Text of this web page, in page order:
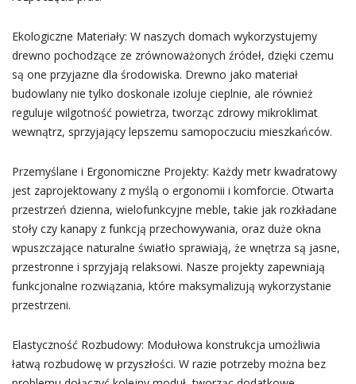
Ekologiczne Materiały: W naszych domach wykorzystujemy
drewno pochodzące ze zrównoważonych źródeł, dzięki czemu
są one przyjazne dla środowiska. Drewno jako materiał
budowlany nie tylko doskonale izoluje cieplnie, ale również
reguluje wilgotność powietrza, tworząc zdrowy mikroklimat
wewnątrz, sprzyjający lepszemu samopoczuciu mieszkańców.
Przemyślane i Ergonomiczne Projekty: Każdy metr kwadratowy
jest zaprojektowany z myślą o ergonomii i komforcie. Otwarta
przestrzeń dzienna, wielofunkcyjne meble, takie jak rozkładane
stoły czy kanapy z funkcją przechowywania, oraz duże okna
wpuszczające naturalne światło sprawiają, że wnętrza są jasne,
przestronne i sprzyjają relaksowi. Nasze projekty zapewniają
funkcjonalne rozwiązania, które maksymalizują wykorzystanie
przestrzeni.
Elastyczność Rozbudowy: Modułowa konstrukcja umożliwia
łatwą rozbudowę w przyszłości. W razie potrzeby można bez